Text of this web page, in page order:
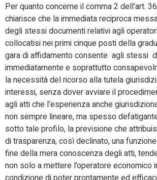
Per quanto concerne il comma 2 dell’art.
chiarisce che la immediata reciproca
degli stessi documenti relativi agli
collocatisi nei primi cinque posti della
gara di affidamento consente agli stessi
immediatamente e soprattutto
la necessità del ricorso alla tutela
interessi, senza dover avviare il
agli atti che l’esperienza anche
non sempre lineare, ma spesso
sotto tale profilo, la previsione che
di trasparenza, così declinato, una
fine della mera conoscenza degli atti,
non solo a mettere l’operatore economico